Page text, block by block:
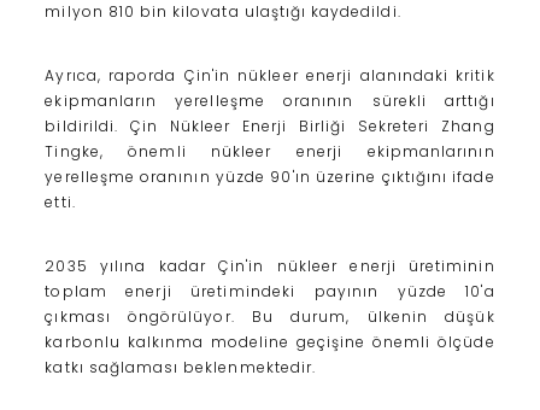
milyon 810 bin kilovata ulaştığı kaydedildi.
Ayrıca, raporda Çin'in nükleer enerji alanındaki kritik
ekipmanların yerelleşme oranının sürekli arttığı
bildirildi. Çin Nükleer Enerji Birliği Sekreteri Zhang
Tingke, önemli nükleer enerji ekipmanlarının
yerelleşme oranının yüzde 90'ın üzerine çıktığını ifade
etti.
2035 yılına kadar Çin'in nükleer enerji üretiminin
toplam enerji üretimindeki payının yüzde 10'a
çıkması öngörülüyor. Bu durum, ülkenin düşük
karbonlu kalkınma modeline geçişine önemli ölçüde
katkı sağlaması beklenmektedir.